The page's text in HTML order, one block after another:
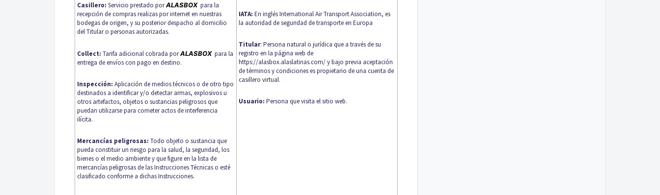
Casillero: Servicio prestado porALASBOX para la
recepción de compras realizas por internet en nuestras
bodegas de origen, y su posterior despacho al domicilio
del Titular o personas autorizadas.
Collect: Tarifa adicional cobrada porALASBOX para la
entrega de envíos con pago en destino.
Inspección: Aplicación de medios técnicos o de otro tipo
destinados a identificar y/o detectar armas, explosivos u
otros artefactos, objetos o sustancias peligrosos que
puedan utilizarse para cometer actos de interferencia
ilícita.
Mercancías peligrosas: Todo objeto o sustancia que
pueda constituir un riesgo para la salud, la seguridad, los
bienes o el medio ambiente y que figure en la lista de
mercancías peligrosas de las Instrucciones Técnicas o esté
clasificado conforme a dichas Instrucciones.
IATA: En inglés International Air Transport Association, es
la autoridad de seguridad de transporte en Europa
Titular: Persona natural o jurídica que a través de su
registro en la página web de
https://alasbox.alaslatinas.com/y bajo previa aceptación
de términos y condiciones es propietario de una cuenta de
casillero virtual.
Usuario: Persona que visita el sitio web.